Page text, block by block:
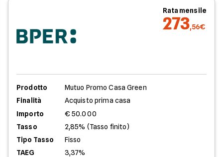
Rata mensile
273,56€
Prodotto
Mutuo Promo Casa Green
Finalità
Acquisto prima casa
Importo
€ 50.000
Tasso
2,85% (Tasso finito)
Tipo Tasso
Fisso
TAEG
3,37%